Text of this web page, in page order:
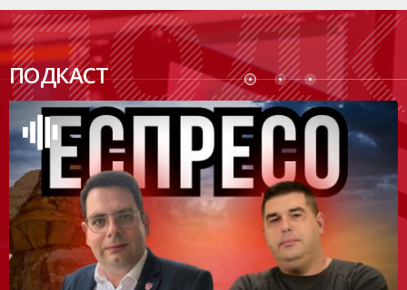
ПОДКАСТ
ПОДК
АСТ